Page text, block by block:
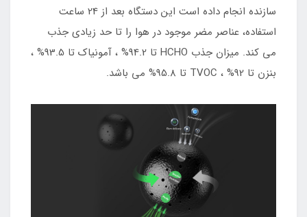
سازنده انجام داده است این دستگاه بعد از 24 ساعت
استفاده، عناصر مضر موجود در هوا را تا حد زیادی جذب
می کند. میزان جذب HCHO تا 94.2% ، آمونیاک تا 93.5% ،
بنزن تا 92% ، TVOC تا 95.8% می باشد.